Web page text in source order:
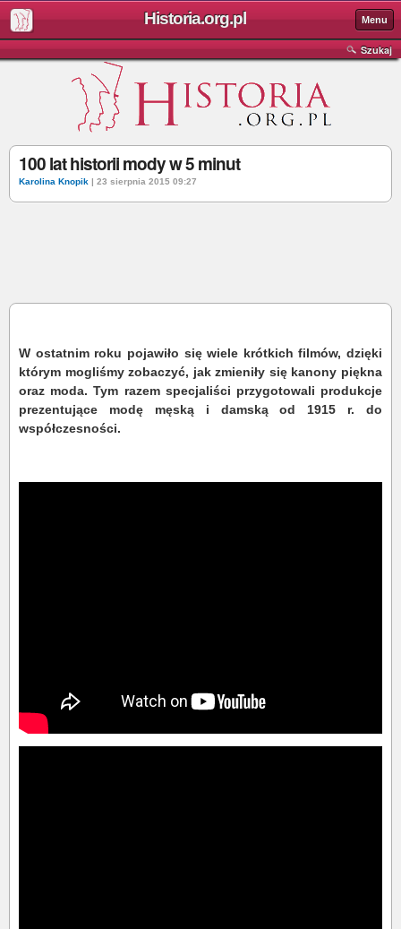
Historia.org.pl Menu
Szukaj
100 lat historii mody w 5 minut
Karolina Knopik | 23 sierpnia 2015 09:27
W ostatnim roku pojawiło się wiele krótkich filmów, dzięki
którym mogliśmy zobaczyć, jak zmieniły się kanony piękna
oraz moda. Tym razem specjaliści przygotowali produkcje
prezentujące modę męską i damską od 1915 r. do
współczesności.